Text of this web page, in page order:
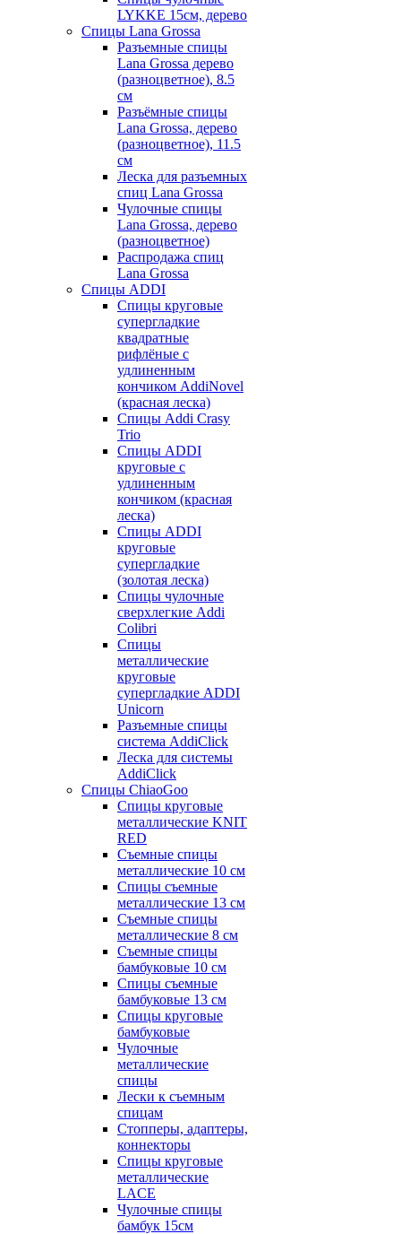
LYKKE 15см, дерево
Спицы Lana Grossa
Разъемные спицы
Lana Grossa дерево
(разноцветное), 8.5
см
Разъёмные спицы
Lana Grossa, дерево
(разноцветное), 11.5
см
Леска для разъемных
спиц Lana Grossa
Чулочные спицы
Lana Grossa, дерево
(разноцветное)
Распродажа спиц
Lana Grossa
Спицы ADDI
Спицы круговые
супергладкие
квадратные
рифлёные с
удлиненным
кончиком AddiNovel
(красная леска)
Спицы Addi Crasy
Trio
Спицы ADDI
круговые с
удлиненным
кончиком (красная
леска)
Спицы ADDI
круговые
супергладкие
(золотая леска)
Спицы чулочные
сверхлегкие Addi
Colibri
Спицы
металлические
круговые
супергладкие ADDI
Unicorn
Разъемные спицы
система AddiClick
Леска для системы
AddiClick
Спицы ChiaoGoo
Спицы круговые
металлические KNIT
RED
Съемные спицы
металлические 10 см
Спицы съемные
металлические 13 см
Съемные спицы
металлические 8 см
Съемные спицы
бамбуковые 10 см
Спицы съемные
бамбуковые 13 см
Спицы круговые
бамбуковые
Чулочные
металлические
спицы
Лески к съемным
спицам
Стопперы, адаптеры,
коннекторы
Спицы круговые
металлические
LACE
Чулочные спицы
бамбук 15см